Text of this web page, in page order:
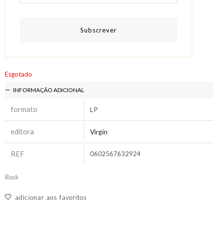
Subscrever
Esgotado
INFORMAÇÃO ADICIONAL
formato LP
editora Virgin
REF 0602567632924
Rock
adicionar aos favoritos